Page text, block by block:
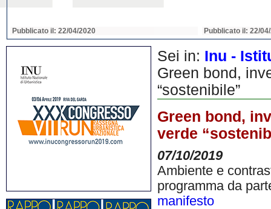
Pubblicato il: 22/04/2020 Pubblicato il: 22/
Sei in: Inu -
Green bond,
“sostenibile”
Green bond,
verde
07/10/2019
Ambiente e
programma da
manifesto